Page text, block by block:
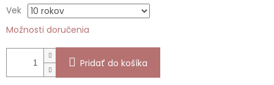
Vek
Možnosti doručenia
Pridať do košíka